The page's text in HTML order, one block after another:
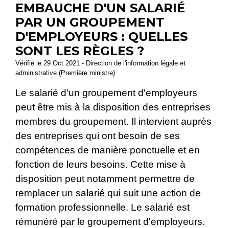
EMBAUCHE D'UN SALARIÉ
PAR UN GROUPEMENT
D'EMPLOYEURS : QUELLES
SONT LES RÈGLES ?
Vérifié le 29 Oct 2021 - Direction de l'information légale et
administrative (Première ministre)
Le salarié d'un groupement d'employeurs
peut être mis à la disposition des entreprises
membres du groupement. Il intervient auprès
des entreprises qui ont besoin de ses
compétences de manière ponctuelle et en
fonction de leurs besoins. Cette mise à
disposition peut notamment permettre de
remplacer un salarié qui suit une action de
formation professionnelle. Le salarié est
rémunéré par le groupement d'employeurs.